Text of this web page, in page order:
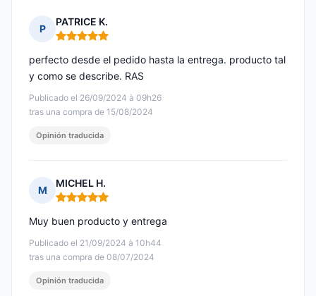
P
PATRICE K.
Nota: 5 de 5
Publicado el 26/09/2024 à 09h26
tras una compra de 15/08/2024
perfecto desde el pedido hasta la entrega. producto tal
y como se describe. RAS
Opinión traducida
M
MICHEL H.
Nota: 5 de 5
Publicado el 21/09/2024 à 10h44
tras una compra de 08/07/2024
Muy buen producto y entrega
Opinión traducida